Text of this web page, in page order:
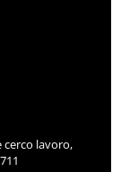
cerco lavoro,